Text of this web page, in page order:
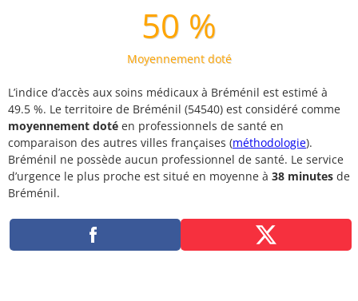
50 %
Moyennement doté
L’indice d’accès aux soins médicaux à Bréménil est estimé à
49.5 %. Le territoire de Bréménil (54540) est considéré comme
moyennement doté en professionnels de santé en
comparaison des autres villes françaises (méthodologie).
Bréménil ne possède aucun professionnel de santé. Le service
d’urgence le plus proche est situé en moyenne à 38 minutes de
Bréménil.